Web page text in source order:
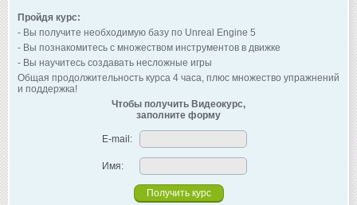
Пройдя курс:
- Вы получите необходимую базу по Unreal Engine 5
- Вы познакомитесь с множеством инструментов в движке
- Вы научитесь создавать несложные игры
Общая продолжительность курса 4 часа, плюс множество упражнений
и поддержка!
Чтобы получить Видеокурс,
заполните форму
E-mail:
Имя: